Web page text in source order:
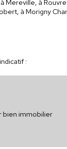
Mereville, à
à Morigny
:
bien immobilier